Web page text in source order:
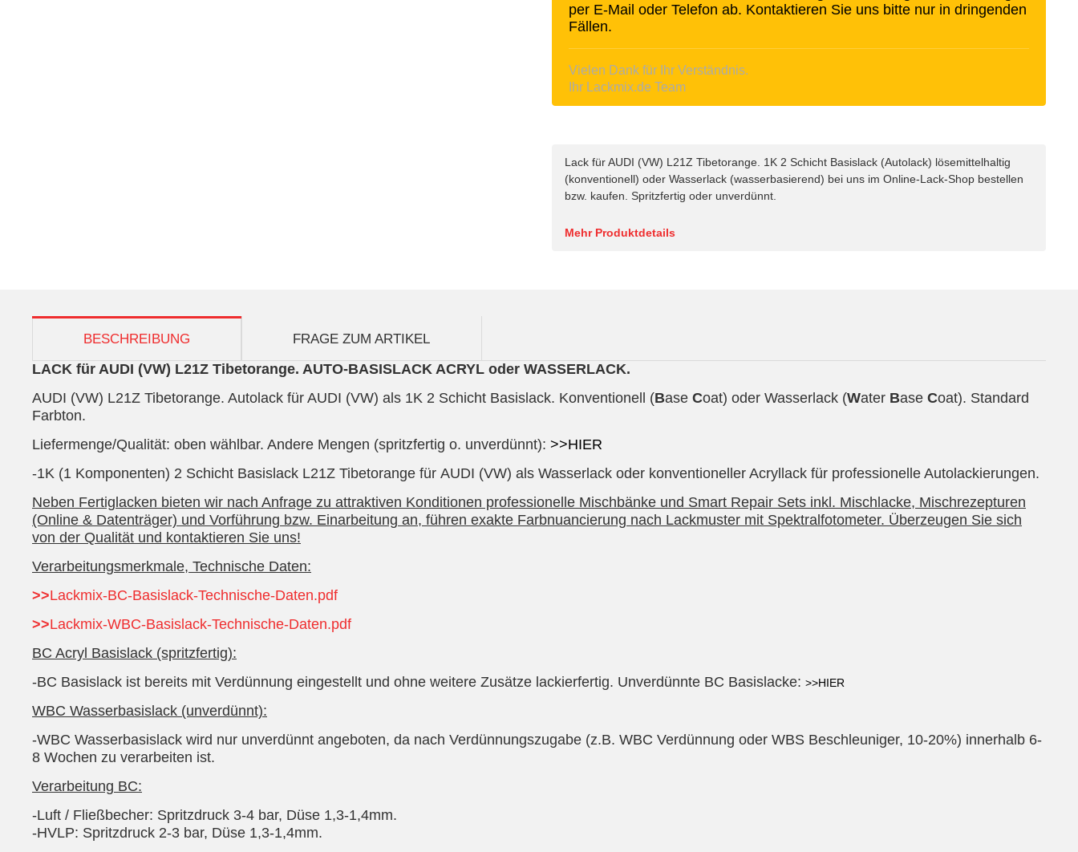
per E-Mail oder Telefon ab. Kontaktieren Sie uns bitte nur in dringenden
Fällen.
Vielen Dank für Ihr Verständnis.
Ihr Lackmix.de Team
Lack für AUDI (VW) L21Z Tibetorange. 1K 2 Schicht Basislack (Autolack) lösemittelhaltig
(konventionell) oder Wasserlack (wasserbasierend) bei uns im Online-Lack-Shop bestellen
bzw. kaufen. Spritzfertig oder unverdünnt.
Mehr Produktdetails
BESCHREIBUNG FRAGE ZUM ARTIKEL
LACK für AUDI (VW) L21Z Tibetorange. AUTO-BASISLACK ACRYL oder WASSERLACK.
AUDI (VW) L21Z Tibetorange. Autolack für AUDI (VW) als 1K 2 Schicht Basislack. Konventionell (Base Coat) oder Wasserlack (Water Base Coat). Standard
Farbton.
Liefermenge/Qualität: oben wählbar. Andere Mengen (spritzfertig o. unverdünnt): >>HIER
-1K (1 Komponenten) 2 Schicht Basislack L21Z Tibetorange für AUDI (VW) als Wasserlack oder konventioneller Acryllack für professionelle Autolackierungen.
Neben Fertiglacken bieten wir nach Anfrage zu attraktiven Konditionen professionelle Mischbänke und Smart Repair Sets inkl. Mischlacke, Mischrezepturen
(Online & Datenträger) und Vorführung bzw. Einarbeitung an, führen exakte Farbnuancierung nach Lackmuster mit Spektralfotometer. Überzeugen Sie sich
von der Qualität und kontaktieren Sie uns!
Verarbeitungsmerkmale, Technische Daten:
>>Lackmix-BC-Basislack-Technische-Daten.pdf
>>Lackmix-WBC-Basislack-Technische-Daten.pdf
BC Acryl Basislack (spritzfertig):
-BC Basislack ist bereits mit Verdünnung eingestellt und ohne weitere Zusätze lackierfertig. Unverdünnte BC Basislacke: >>HIER
WBC Wasserbasislack (unverdünnt):
-WBC Wasserbasislack wird nur unverdünnt angeboten, da nach Verdünnungszugabe (z.B. WBC Verdünnung oder WBS Beschleuniger, 10-20%) innerhalb 6-
8 Wochen zu verarbeiten ist.
Verarbeitung BC:
-Luft / Fließbecher: Spritzdruck 3-4 bar, Düse 1,3-1,4mm.
-HVLP: Spritzdruck 2-3 bar, Düse 1,3-1,4mm.